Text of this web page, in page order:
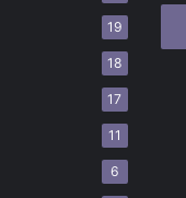
19
18
17
11
6